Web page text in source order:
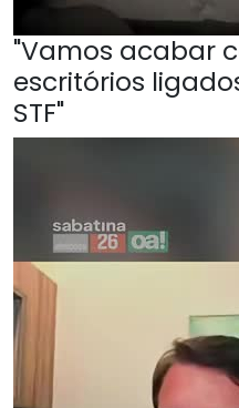
"Vamos acabar
escritórios
STF"